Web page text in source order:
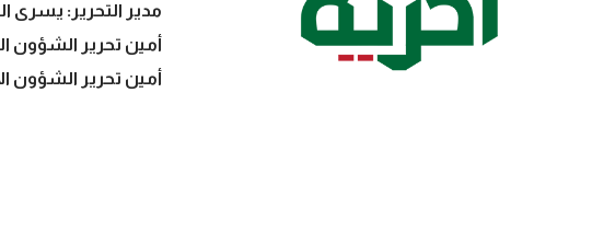
مدير التحرير: يسرى
أمين تحرير الشؤون
أمين تحرير الشؤون